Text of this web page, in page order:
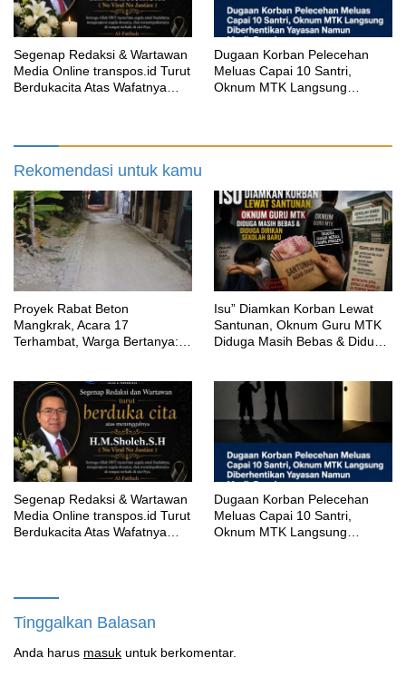
Segenap Redaksi & Wartawan
Media Online transpos.id Turut
Berdukacita Atas Wafatnya
‎Dugaan Korban Pelecehan
Meluas Capai 10 Santri,
Oknum MTK Langsung
Rekomendasi untuk kamu
Proyek Rabat Beton
Mangkrak, Acara 17
Terhambat, Warga Bertanya:
‎Isu” Diamkan Korban Lewat
Santunan, Oknum Guru MTK
Diduga Masih Bebas & Diduga
Segenap Redaksi & Wartawan
Media Online transpos.id Turut
Berdukacita Atas Wafatnya
‎Dugaan Korban Pelecehan
Meluas Capai 10 Santri,
Oknum MTK Langsung
Tinggalkan Balasan
Anda harus masuk untuk berkomentar.